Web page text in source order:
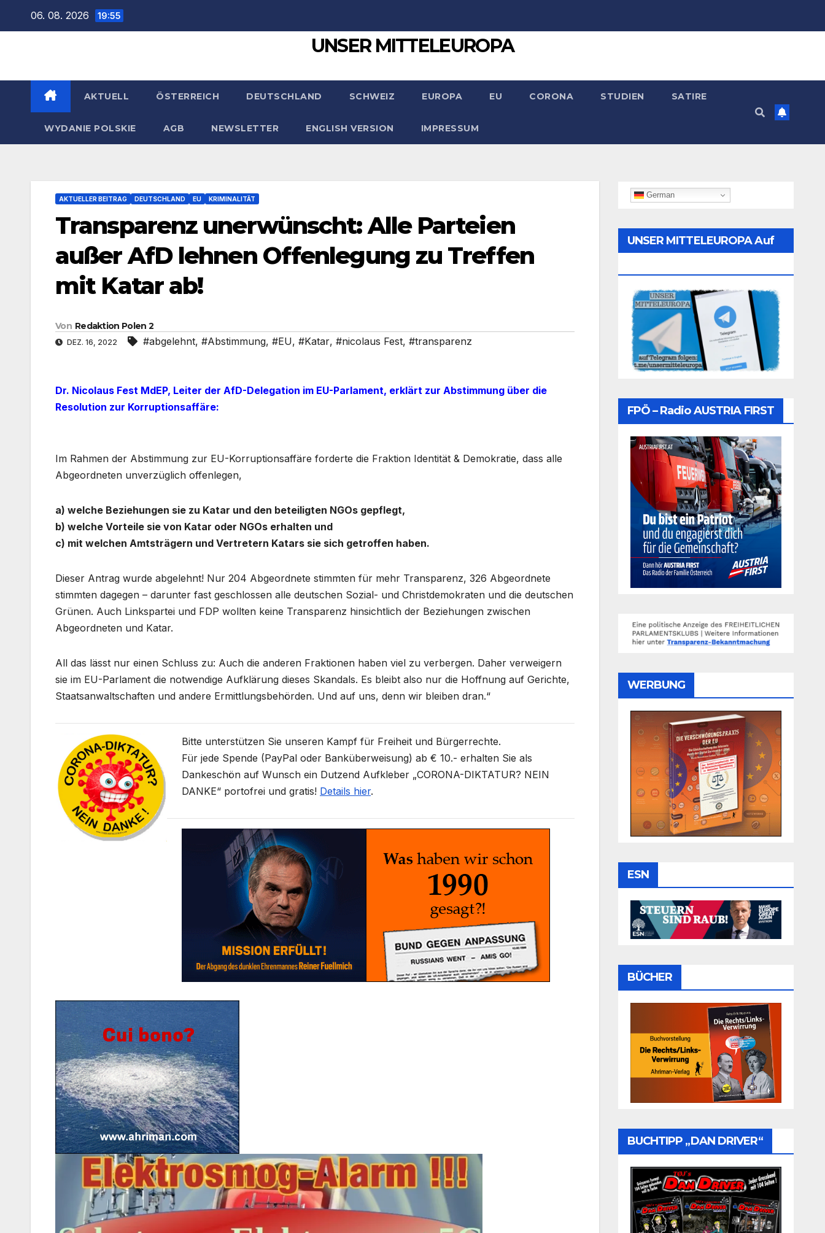
06. 08. 2026 19:55
UNSER MITTELEUROPA
AKTUELL ÖSTERREICH DEUTSCHLAND SCHWEIZ EUROPA EU CORONA STUDIEN SATIRE
WYDANIE POLSKIE AGB NEWSLETTER ENGLISH VERSION IMPRESSUM
AKTUELLER BEITRAG DEUTSCHLAND EU KRIMINALITÄT
Transparenz unerwünscht: Alle Parteien
außer AfD lehnen Offenlegung zu Treffen
mit Katar ab!
Von Redaktion Polen 2
DEZ. 16, 2022 #abgelehnt, #Abstimmung, #EU, #Katar, #nicolaus Fest, #transparenz
Dr. Nicolaus Fest MdEP, Leiter der AfD-Delegation im EU-Parlament, erklärt zur Abstimmung über die
Resolution zur Korruptionsaffäre:
Im Rahmen der Abstimmung zur EU-Korruptionsaffäre forderte die Fraktion Identität & Demokratie, dass alle
Abgeordneten unverzüglich offenlegen,
a) welche Beziehungen sie zu Katar und den beteiligten NGOs gepflegt,
b) welche Vorteile sie von Katar oder NGOs erhalten und
c) mit welchen Amtsträgern und Vertretern Katars sie sich getroffen haben.
Dieser Antrag wurde abgelehnt! Nur 204 Abgeordnete stimmten für mehr Transparenz, 326 Abgeordnete
stimmten dagegen – darunter fast geschlossen alle deutschen Sozial- und Christdemokraten und die deutschen
Grünen. Auch Linkspartei und FDP wollten keine Transparenz hinsichtlich der Beziehungen zwischen
Abgeordneten und Katar.
All das lässt nur einen Schluss zu: Auch die anderen Fraktionen haben viel zu verbergen. Daher verweigern
sie im EU-Parlament die notwendige Aufklärung dieses Skandals. Es bleibt also nur die Hoffnung auf Gerichte,
Staatsanwaltschaften und andere Ermittlungsbehörden. Und auf uns, denn wir bleiben dran.“
Bitte unterstützen Sie unseren Kampf für Freiheit und Bürgerrechte.
Für jede Spende (PayPal oder Banküberweisung) ab € 10.- erhalten Sie als
Dankeschön auf Wunsch ein Dutzend Aufkleber „CORONA-DIKTATUR? NEIN
DANKE“ portofrei und gratis! Details hier.
German
UNSER MITTELEUROPA Auf
FPÖ – Radio AUSTRIA FIRST
WERBUNG
ESN
BÜCHER
BUCHTIPP „DAN DRIVER“